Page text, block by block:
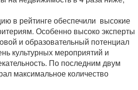
в рейтинге обеспечили высокие
Особенно высоко эксперты
и образовательный потенциал
культурных мероприятий и
По последним двум
максимальное количество